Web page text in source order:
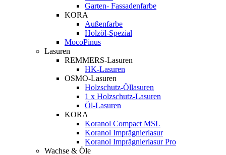
Garten- Fassadenfarbe
KORA
Außenfarbe
Holzöl-Spezial
MocoPinus
Lasuren
REMMERS-Lasuren
HK-Lasuren
OSMO-Lasuren
Holzschutz-Öllasuren
1 x Holzschutz-Lasuren
Öl-Lasuren
KORA
Koranol Compact MSL
Koranol Imprägnierlasur
Koranol Imprägnierlasur Pro
Wachse & Öle